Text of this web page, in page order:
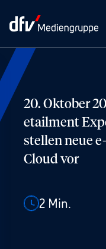
20. Oktober
etailment
stellen neue
Cloud vor
2 Min.